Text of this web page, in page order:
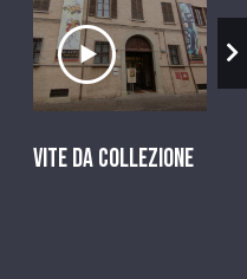
Ascolta il
Vite da Collezione